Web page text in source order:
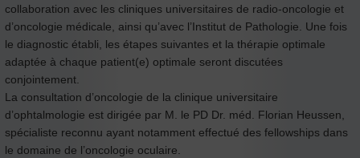
collaboration avec les cliniques universitaires de radio-oncologie et
d’oncologie médicale, ainsi qu’avec l’Institut de Pathologie. Une fois
le diagnostic établi, les étapes suivantes et la thérapie optimale
adaptée à chaque patient(e) optimale seront discutées
conjointement.
La consultation d’oncologie de la clinique universitaire
d’ophtalmologie est dirigée par M. le PD Dr. méd. Florian Heussen,
spécialiste reconnu ayant notamment effectué des fellowships dans
le domaine de l’oncologie oculaire.